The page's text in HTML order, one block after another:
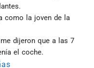
como la joven de la
dijeron que a las 7
el coche.